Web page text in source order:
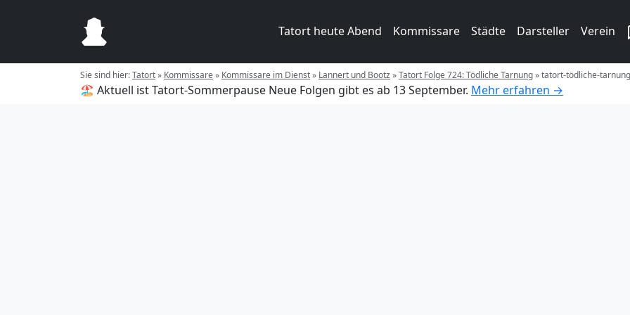
Tatort heute Abend Kommissare Städte Darsteller Verein
Sie sind hier:Tatort» Kommissare» Kommissare im Dienst» Lannert und Bootz»Tatort Folge 724: Tödliche Tarnung»tatort-tödliche-
🏖️ Aktuell ist Tatort-Sommerpause Neue Folgen gibt es ab 13 September. Mehr erfahren →